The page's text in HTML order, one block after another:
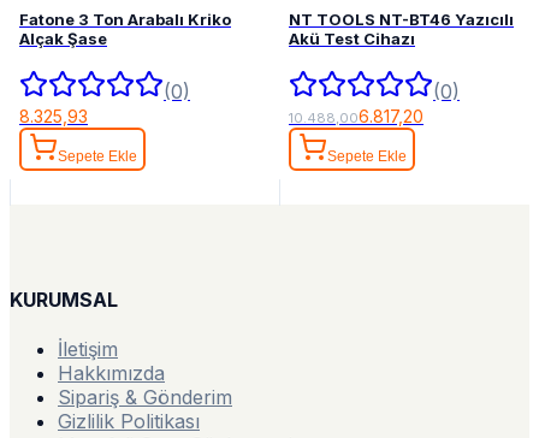
Fatone 3 Ton Arabalı Kriko
Alçak Şase
(0)
8.325,93
Sepete Ekle
NT TOOLS NT-BT46 Yazıcılı
Akü Test Cihazı
(0)
10.488,006.817,20
Sepete Ekle
KURUMSAL
İletişim
Hakkımızda
Sipariş & Gönderim
Gizlilik Politikası